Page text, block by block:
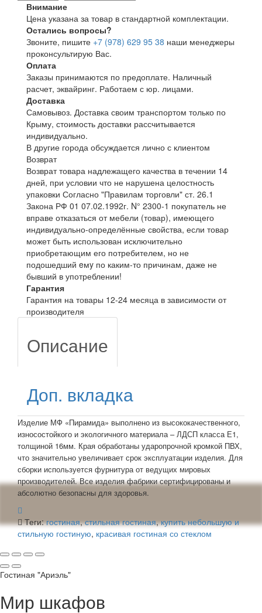
Внимание
Цена указана за товар в стандартной комплектации.
Остались вопросы?
Звоните, пишите +7 (978) 629 95 38 наши менеджеры
проконсультирую Вас.
Оплата
Заказы принимаются по предоплате. Наличный
расчет, эквайринг. Работаем с юр. лицами.
Доставка
Самовывоз. Доставка своим транспортом только по
Крыму, стоимость доставки рассчитывается
индивидуально.
В другие города обсуждается лично с клиентом
Возврат
Возврат товара надлежащего качества в течении 14
дней, при условии что не нарушена целостность
упаковки Согласно "Правилам торговли" ст. 26.1
Закона РФ 01 07.02.1992г. N° 2300-1 покупатель не
вправе отказаться от мебели (товар), имеющего
индивидуально-определённые свойства, если товар
может быть использован исключительно
приобретающим его потребителем, но не
подошедший eмy по каким-то причинам, даже не
бывший в употреблении!
Гарантия
Гарантия на товары 12-24 месяца в зависимости от
производителя
Описание
Доп. вкладка
Изделие МФ «Пирамида» выполнено из высококачественного,
износостойкого и экологичного материала – ЛДСП класса Е1,
толщиной 16мм. Края обработаны ударопрочной кромкой ПВХ,
что значительно увеличивает срок эксплуатации изделия. Для
сборки используется фурнитура от ведущих мировых
производителей. Все изделия фабрики сертифицированы и
абсолютно безопасны для здоровья.
Теги:гостиная,стильная гостиная,купить небольшую и
стильную гостиную, красивая гостиная со стеклом
Гостиная "Ариэль"
Мир шкафов